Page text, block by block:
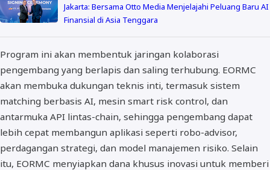
Jakarta: Bersama Otto Media Menjelajahi Peluang Baru AI
Finansial di Asia Tenggara
Program ini akan membentuk jaringan kolaborasi
pengembang yang berlapis dan saling terhubung. EORMC
akan membuka dukungan teknis inti, termasuk sistem
matching berbasis AI, mesin smart risk control, dan
antarmuka API lintas-chain, sehingga pengembang dapat
lebih cepat membangun aplikasi seperti robo-advisor,
perdagangan strategi, dan model manajemen risiko. Selain
itu, EORMC menyiapkan dana khusus inovasi untuk memberi